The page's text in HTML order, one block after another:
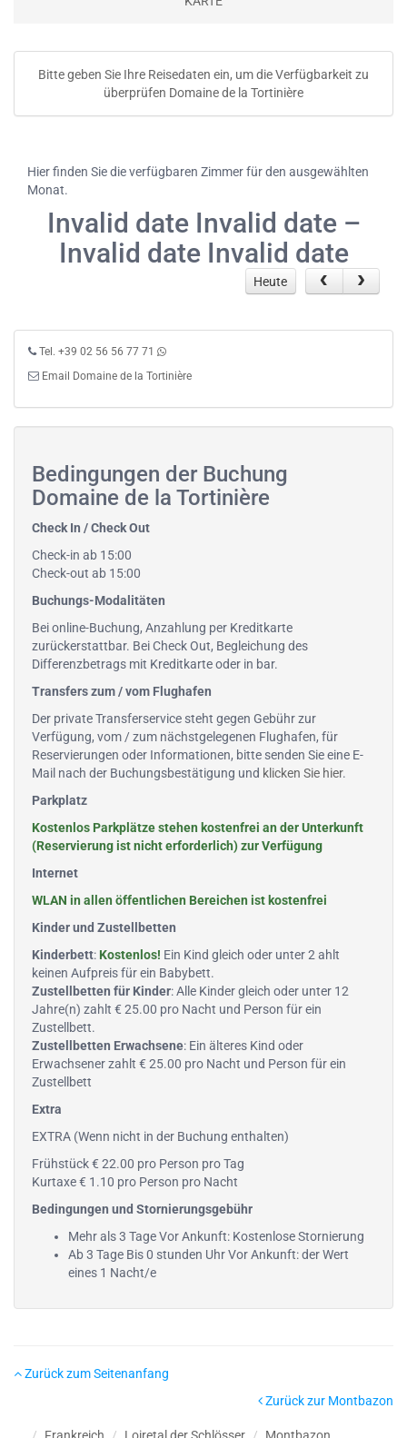
Bitte geben Sie Ihre Reisedaten ein, um die Verfügbarkeit zu
überprüfen Domaine de la Tortinière
Hier finden Sie die verfügbaren Zimmer für den ausgewählten
Monat.
Invalid date Invalid date –
Invalid date Invalid date
Heute
Tel. +39 02 56 56 77 71
Email Domaine de la Tortinière
Bedingungen der Buchung
Domaine de la Tortinière
Check In / Check Out
Check-in ab 15:00
Check-out ab 15:00
Buchungs-Modalitäten
Bei online-Buchung, Anzahlung per Kreditkarte
zurückerstattbar. Bei Check Out, Begleichung des
Differenzbetrags mit Kreditkarte oder in bar.
Transfers zum / vom Flughafen
Der private Transferservice steht gegen Gebühr zur
Verfügung, vom / zum nächstgelegenen Flughafen, für
Reservierungen oder Informationen, bitte senden Sie eine E-
Mail nach der Buchungsbestätigung und klicken Sie hier.
Parkplatz
Kostenlos Parkplätze stehen kostenfrei an der Unterkunft
(Reservierung ist nicht erforderlich) zur Verfügung
Internet
WLAN in allen öffentlichen Bereichen ist kostenfrei
Kinder und Zustellbetten
Kinderbett: Kostenlos! Ein Kind gleich oder unter 2 ahlt
keinen Aufpreis für ein Babybett.
Zustellbetten für Kinder: Alle Kinder gleich oder unter 12
Jahre(n) zahlt € 25.00 pro Nacht und Person für ein
Zustellbett.
Zustellbetten Erwachsene: Ein älteres Kind oder
Erwachsener zahlt € 25.00 pro Nacht und Person für ein
Zustellbett
Extra
EXTRA (Wenn nicht in der Buchung enthalten)
Frühstück € 22.00 pro Person pro Tag
Kurtaxe € 1.10 pro Person pro Nacht
Bedingungen und Stornierungsgebühr
Mehr als 3 Tage Vor Ankunft: Kostenlose Stornierung
Ab 3 Tage Bis 0 stunden Uhr Vor Ankunft: der Wert
eines 1 Nacht/e
Zurück zum Seitenanfang
Zurück zur Montbazon